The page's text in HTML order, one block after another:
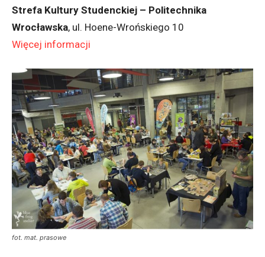
Strefa Kultury Studenckiej – Politechnika
Wrocławska, ul. Hoene-Wrońskiego 10
Więcej informacji
fot. mat. prasowe